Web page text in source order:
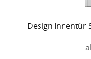
Design Innentür